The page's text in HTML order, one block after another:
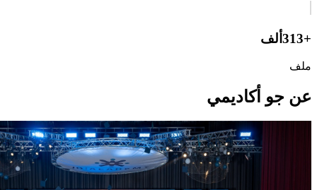
+313 ألف
ملف
عن جو أكاديمي